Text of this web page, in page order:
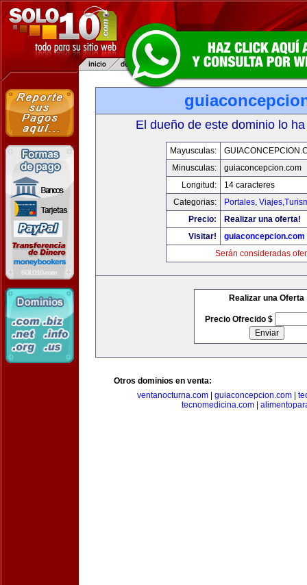
El dueño de este dominio lo
Mayusculas:
Minusculas:
guiaconcepcion.com
Longitud:
14 caracteres
Categorias:
Portales,
Precio:
Realizar una oferta!
Visitar!
guiaconcepcion.com
Serán consideradas
Realizar una Oferta
Precio Ofrecido $
Otros dominios en venta:
ventanocturna.com| guiaconcepcion.com|
tecnomedicina.com|